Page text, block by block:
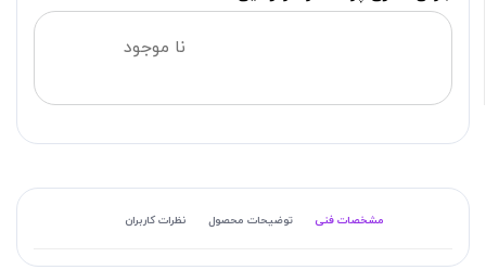
نا موجود
مشخصات فنی توضیحات محصول نظرات کاربران